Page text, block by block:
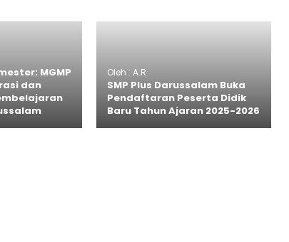
MGMP
dan
Oleh : A.R
SMP Plus Darussalam Buka
Pendaftaran Peserta Didik
Baru Tahun Ajaran 2025-2026